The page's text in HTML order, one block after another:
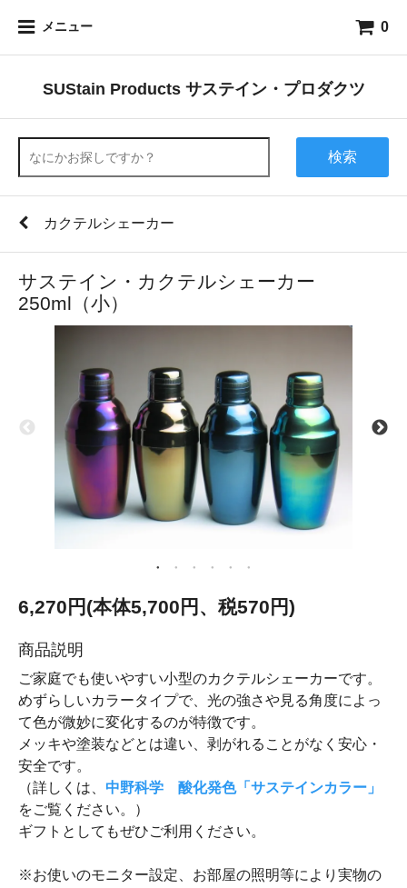
メニュー 0
SUStain Products サステイン・プロダクツ
検索
カクテルシェーカー
サステイン・カクテルシェーカー
250ml（小）
6,270円(本体5,700円、税570円)
商品説明
ご家庭でも使いやすい小型のカクテルシェーカーです。
めずらしいカラータイプで、光の強さや見る角度によっ
て色が微妙に変化するのが特徴です。
メッキや塗装などとは違い、剥がれることがなく安心・
安全です。
（詳しくは、 中野科学 酸化発色「サステインカラー」
をご覧ください。）
ギフトとしてもぜひご利用ください。
※お使いのモニター設定、お部屋の照明等により実物の